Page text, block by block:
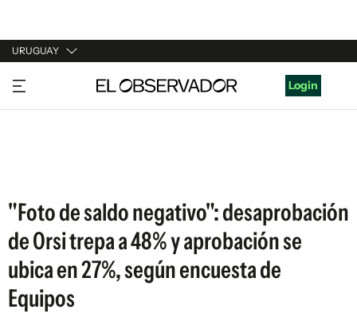
URUGUAY
URUGUAY
ARGENTINA
Login
"Foto de saldo negativo": desaprobación
de Orsi trepa a 48% y aprobación se
ubica en 27%, según encuesta de
Equipos